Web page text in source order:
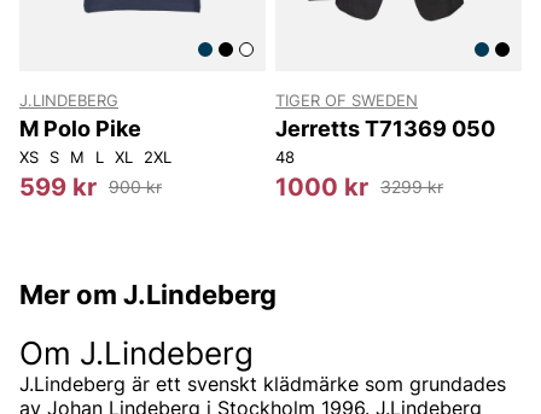
J.LINDEBERG
M Polo Pike
XS S M L XL 2XL
599 kr 900 kr
TIGER OF SWEDEN
Jerretts T71369 050
48
1000 kr 3299 kr
Mer om J.Lindeberg
Om J.Lindeberg
J.Lindeberg är ett svenskt klädmärke som grundades
av Johan Lindeberg i Stockholm 1996. J.Lindeberg